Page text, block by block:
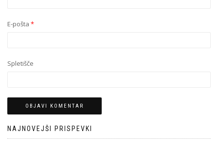
E-pošta *
Spletišče
NAJNOVEJŠI PRISPEVKI